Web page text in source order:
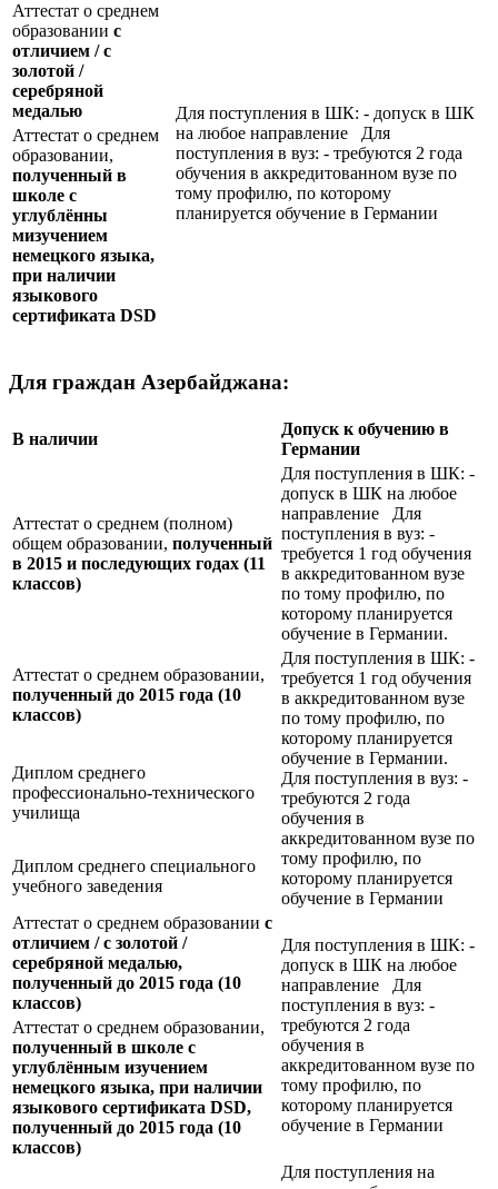
Аттестат о среднем
образовании с
отличием / с
золотой /
серебряной
медалью
Для поступления в ШК: - допуск в ШК
на любое направление Для
поступления в вуз: - требуются 2 года
обучения в аккредитованном вузе по
тому профилю, по которому
планируется обучение в Германии
Аттестат о среднем
образовании,
полученный в
школе с
углублённы
мизучением
немецкого языка,
при наличии
языкового
сертификата DSD
Для граждан Азербайджана:
В наличии
Допуск к обучению в
Германии
Аттестат о среднем (полном)
общем образовании, полученный
в 2015 и последующих годах (11
классов)
Для поступления в ШК: -
допуск в ШК на любое
направление Для
поступления в вуз: -
требуется 1 год обучения
в аккредитованном вузе
по тому профилю, по
которому планируется
обучение в Германии.
Аттестат о среднем образовании,
полученный до 2015 года (10
классов)
Для поступления в ШК: -
требуется 1 год обучения
в аккредитованном вузе
по тому профилю, по
которому планируется
обучение в Германии.
Для поступления в вуз: -
требуются 2 года
обучения в
аккредитованном вузе по
тому профилю, по
которому планируется
обучение в Германии
Диплом среднего
профессионально-технического
училища
Диплом среднего специального
учебного заведения
Аттестат о среднем образовании с
отличием / с золотой /
серебряной медалью,
полученный до 2015 года (10
классов)
Для поступления в ШК: -
допуск в ШК на любое
направление Для
поступления в вуз: -
требуются 2 года
обучения в
аккредитованном вузе по
тому профилю, по
которому планируется
обучение в Германии
Аттестат о среднем образовании,
полученный в школе с
углублённым изучением
немецкого языка, при наличии
языкового сертификата DSD,
полученный до 2015 года (10
классов)
Для поступления на